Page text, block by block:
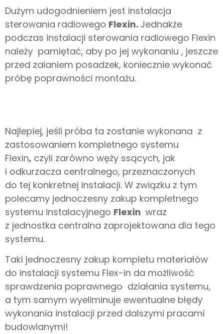
Dużym udogodnieniem jest instalacja
sterowania radiowego Flexin. Jednakże
podczas instalacji sterowania radiowego Flexin
należy pamiętać, aby po jej wykonaniu , jeszcze
przed zalaniem posadzek, koniecznie wykonać
próbę poprawności montażu.
Najlepiej, jeśli próba ta zostanie wykonana z
zastosowaniem kompletnego systemu
Flexin, czyli zarówno węży ssących, jak
i odkurzacza centralnego, przeznaczonych
do tej konkretnej instalacji. W związku z tym
polecamy jednoczesny zakup kompletnego
systemu instalacyjnego Flexin wraz
z jednostka centralna zaprojektowana dla tego
systemu.
Taki jednoczesny zakup kompletu materiałów
do instalacji systemu Flex-in da możliwość
sprawdzenia poprawnego działania systemu,
a tym samym wyeliminuje ewentualne błędy
wykonania instalacji przed dalszymi pracami
budowlanymi!